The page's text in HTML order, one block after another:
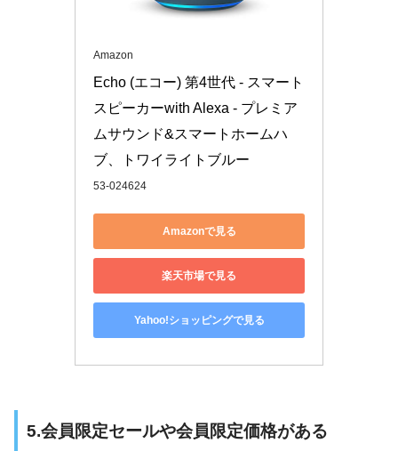
Amazon
Echo (エコー) 第4世代 - スマート
スピーカーwith Alexa - プレミア
ムサウンド&スマートホームハ
ブ、トワイライトブルー
53-024624
Amazonで見る
楽天市場で見る
Yahoo!ショッピングで見る
5.会員限定セールや会員限定価格がある